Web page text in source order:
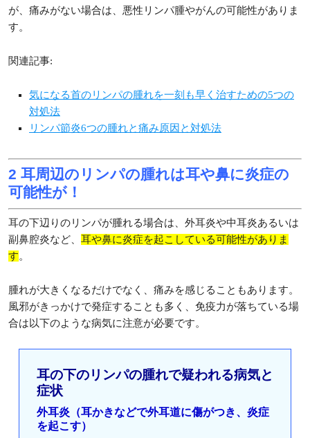
が、痛みがない場合は、悪性リンパ腫やがんの可能性がありま
す。
関連記事:
気になる首のリンパの腫れを一刻も早く治すための5つの
対処法
リンパ節炎6つの腫れと痛み原因と対処法
2 耳周辺のリンパの腫れは耳や鼻に炎症の
可能性が！
耳の下辺りのリンパが腫れる場合は、外耳炎や中耳炎あるいは
副鼻腔炎など、 耳や鼻に炎症を起こしている可能性がありま
す。
腫れが大きくなるだけでなく、痛みを感じることもあります。
風邪がきっかけで発症することも多く、免疫力が落ちている場
合は以下のような病気に注意が必要です。
耳の下のリンパの腫れで疑われる病気と
症状
外耳炎（耳かきなどで外耳道に傷がつき、炎症
を起こす）